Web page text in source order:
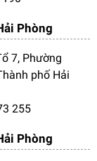
Phòng
7, Phường
phố Hải
255
Phòng